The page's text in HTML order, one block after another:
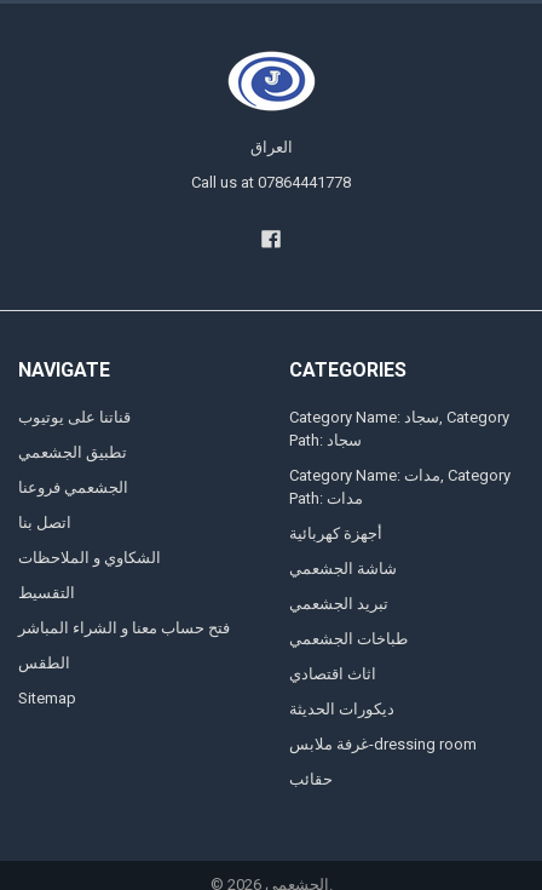
العراق
Call us at 07864441778
NAVIGATE
قناتنا على يوتيوب
تطبيق الجشعمي
الجشعمي فروعنا
اتصل بنا
الشكاوي و الملاحظات
التقسيط
فتح حساب معنا و الشراء المباشر
الطقس
Sitemap
CATEGORIES
Category Name: سجاد, Category
Path: سجاد
Category Name: مدات, Category
Path: مدات
أجهزة كهربائية
شاشة الجشعمي
تبريد الجشعمي
طباخات الجشعمي
اثاث اقتصادي
ديكورات الحديثة
غرفة ملابس-dressing room
حقائب
© 2026 الجشعمي.